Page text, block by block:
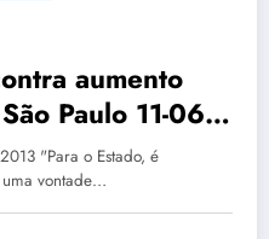
aumento
Paulo 11-06-
"Para o Estado, é
vontade…